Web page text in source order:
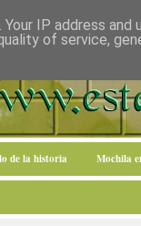
de la historia Mochila
IP address and
of service,